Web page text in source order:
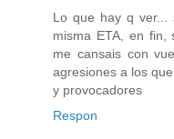
Lo que hay q ver...
misma ETA, en
me cansais con
agresiones a los
y provocadores
Respon